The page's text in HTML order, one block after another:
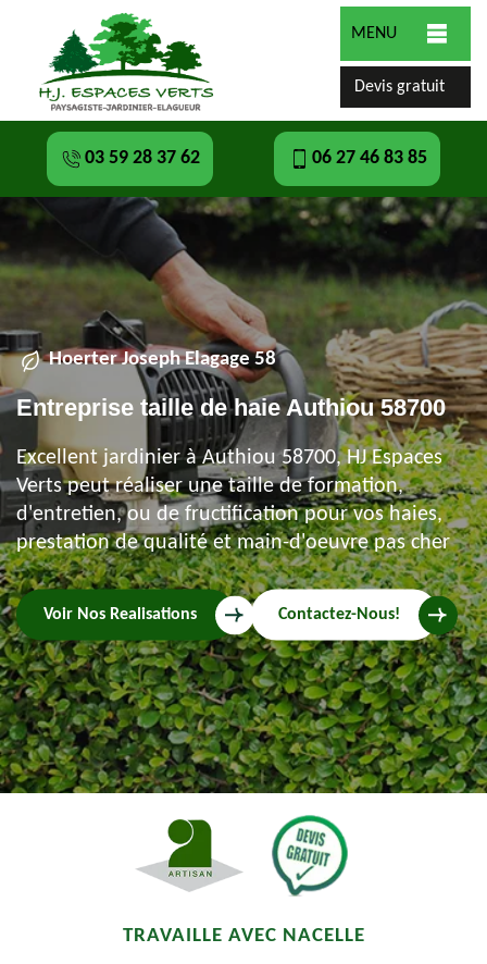
MENU
Devis gratuit
03 59 28 37 62 06 27 46 83 85
Hoerter Joseph Elagage 58
Entreprise taille de haie Authiou 58700
Excellent jardinier à Authiou 58700, HJ Espaces
Verts peut réaliser une taille de formation,
d'entretien, ou de fructification pour vos haies,
prestation de qualité et main-d'oeuvre pas cher
Voir Nos Realisations Contactez-Nous!
TRAVAILLE AVEC NACELLE